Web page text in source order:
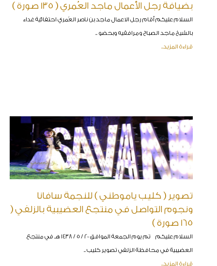
بضيافة رجل الأعمال ماجد العُمري ( 135 صورة )
السلام عليكم أقام رجل الاعمال ماجد بن ناصر العُمري احتفائية غداء
بالشيخ ماجد الصباح ومرافقيه وبحضو ..
قراءة المزيد..
تصوير ( كليب ياموطني ) للنجمة سافانا
ونجوم التواصل في منتجع العضيبية بالزلفي (
165 صورة )
السلام عليكم تم يوم الجمعة الموافق 20 / 5 / 1438 هـ في منتجع
العضيبية في محافظة الزلفي تصوير كليب ..
قراءة المزيد..